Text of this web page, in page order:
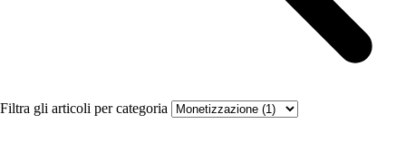
Filtra gli articoli per categoria